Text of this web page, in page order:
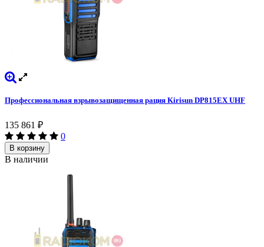
Профессиональная взрывозащищенная рация Kirisun DP815EX UHF
135 861 ₽
0
В корзину
В наличии